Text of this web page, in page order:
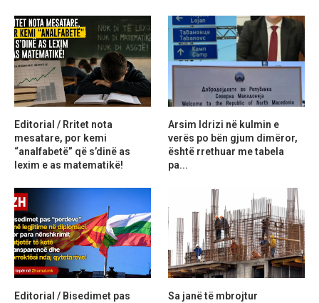
Editorial / Rritet nota
mesatare, por kemi
“analfabetë” që s’dinë as
lexim e as matematikë!
Arsim Idrizi në kulmin e
verës po bën gjum dimëror,
është rrethuar me tabela
pa...
Editorial / Bisedimet pas
Sa janë të mbrojtur